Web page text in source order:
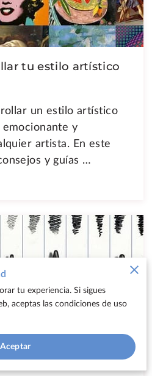
tu estilo artístico
un estilo artístico
y
artista. En este
y guías …
Desde H hasta
del arte en Metepec
tu experiencia. Si sigues
aceptas las condiciones de uso
Aceptar